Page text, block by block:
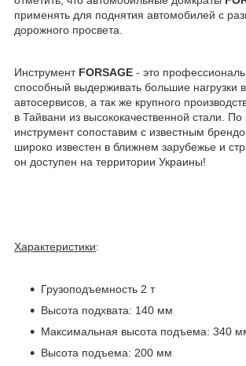
применять для поднятия автомобилей с
дорожного просвета.
Инструмент FORSAGE - это
способный выдерживать большие нагрузки
автосервисов, а так же крупного
в Тайвани из высококачественной стали. По
инструмент сопоставим с известным
широко известен в ближнем зарубежье и
он доступен на территории Украины!
Характеристики:
Грузоподъемность 2 т
Высота подхвата: 140 мм
Максимальная высота подъема: 340
Высота подъема: 200 мм